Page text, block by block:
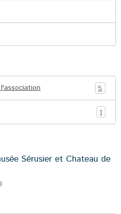
5
1
Sérusier et Chateau de